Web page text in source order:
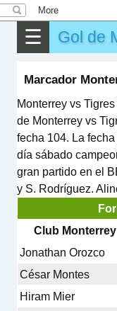
☰ Gol de
Marcador
Monterrey vs
de Monterrey vs
fecha 104. La
día sábado
gran partido en el
y S. Rodríguez.
Club Monterrey
Jonathan Orozco
César Montes
Hiram Mier